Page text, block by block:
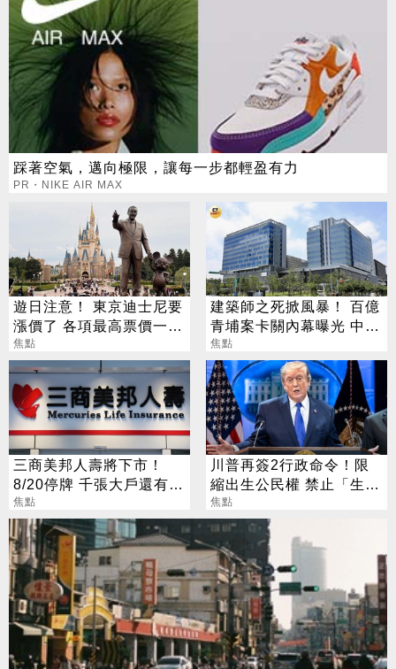
踩著空氣，邁向極限，讓每一步都輕盈有力
PR・NIKE AIR MAX
遊日注意！ 東京迪士尼要
漲價了 各項最高票價一次
看
焦點
建築師之死掀風暴！ 百億
青埔案卡關內幕曝光 中
央、地方互踢皮球
焦點
三商美邦人壽將下市！
8/20停牌 千張大戶還有
252人
焦點
川普再簽2行政命令！限
縮出生公民權 禁止「生育
旅遊」
焦點